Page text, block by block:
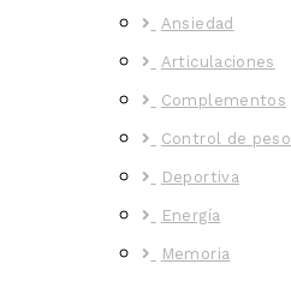
Ansiedad
Articulaciones
Complementos
Control de peso
Deportiva
Energía
Memoria